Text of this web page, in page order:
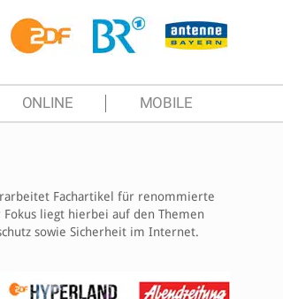
ONLINE MOBILE
Fachartikel für renommierte
liegt hierbei auf den Themen
sowie Sicherheit im Internet.